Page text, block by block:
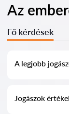
Az
Fő kérdések
A legjobb
teljes
Jogászok